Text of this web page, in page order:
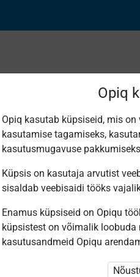
Leiti 4 vastet
Язык – это
дорога.
Koolibri
РУССКИЙ
ЯЗЫК 6
Opiq
Opiq kasutab küpsiseid, mis
kasutamise tagamiseks,
kasutusmugavuse
Küpsis on kasutaja arvutist
sisaldab veebisaidi tööks
Enamus küpsiseid on Opiqu
küpsistest on võimalik
kasutusandmeid Opiqu